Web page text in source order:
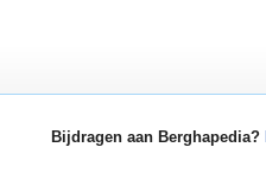
Bijdragen aan Berghapedia?